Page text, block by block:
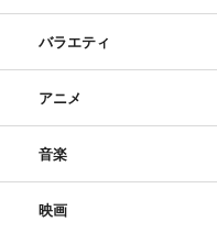
バラエティ
アニメ
音楽
映画